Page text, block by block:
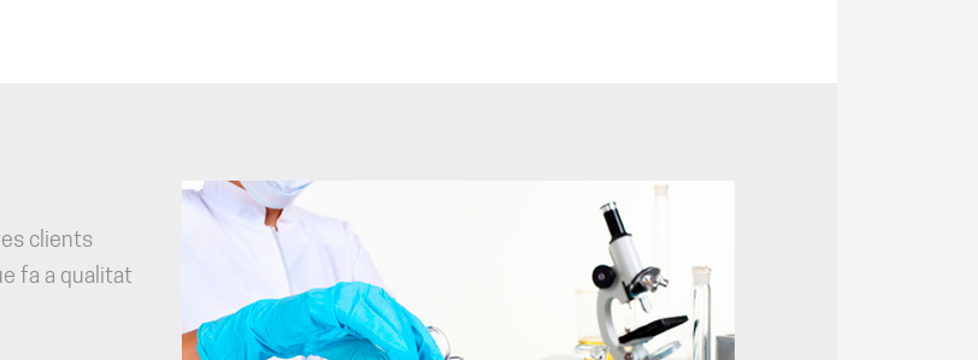
clients
fa a qualitat